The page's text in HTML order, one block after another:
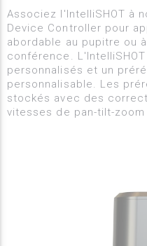
Associez l'IntelliSHOT à
Device Controller pour
abordable au pupitre ou
conférence.
personnalisés et un
personnalisable. Les
stockés avec des
vitesses de pan-tilt-zoom